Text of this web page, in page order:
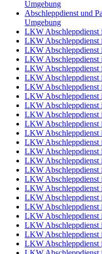
Umgebung
Abschleppdienst und
Umgebung
LKW Abschleppdienst
LKW Abschleppdienst
LKW Abschleppdienst
LKW Abschleppdienst
LKW Abschleppdienst
LKW Abschleppdienst
LKW Abschleppdienst
LKW Abschleppdienst
LKW Abschleppdienst
LKW Abschleppdienst
LKW Abschleppdienst
LKW Abschleppdienst
LKW Abschleppdienst
LKW Abschleppdienst
LKW Abschleppdienst
LKW Abschleppdienst
LKW Abschleppdienst
LKW Abschleppdienst
LKW Abschleppdienst
LKW Abschleppdienst
LKW Abschleppdienst
LKW Abschleppdienst
LKW Abschleppdienst
LKW Abschleppdienst